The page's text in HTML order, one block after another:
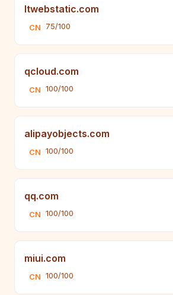
ltwebstatic.com
CN 75/100
qcloud.com
CN 100/100
alipayobjects.com
CN 100/100
qq.com
CN 100/100
miui.com
CN 100/100